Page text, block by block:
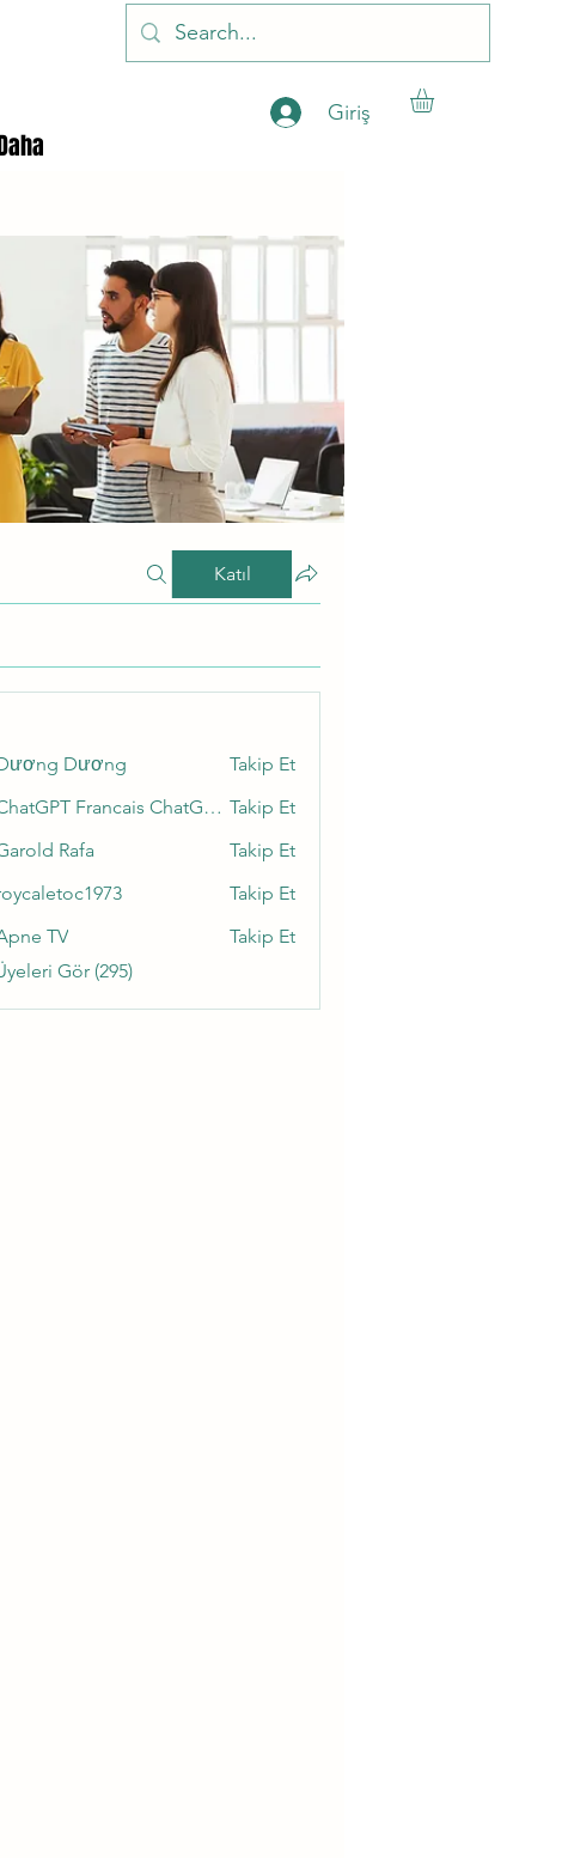
Giriş
Katıl
Dương
Takip Et
ChatGPT Francais ChatGPTXOnline Takip Et
Rafa
Takip Et
Takip Et
TV
Takip Et
Gör (295)